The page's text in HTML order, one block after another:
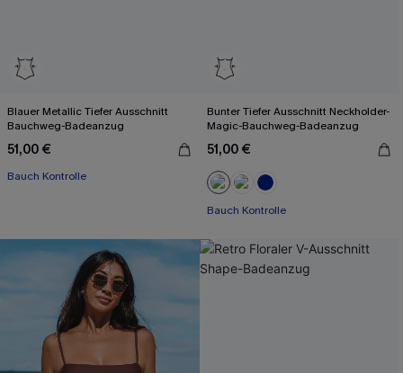
Blauer Metallic Tiefer Ausschnitt
Bauchweg-Badeanzug
51,00 €
Bauch Kontrolle
Bunter Tiefer Ausschnitt Neckholder-
Magic-Bauchweg-Badeanzug
51,00 €
Bauch Kontrolle